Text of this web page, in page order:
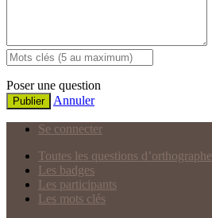
Poser une question
Publier Annuler
Se connecter
Toutes les questions d’orthographe
Les badges
Les participants
Les mots clés